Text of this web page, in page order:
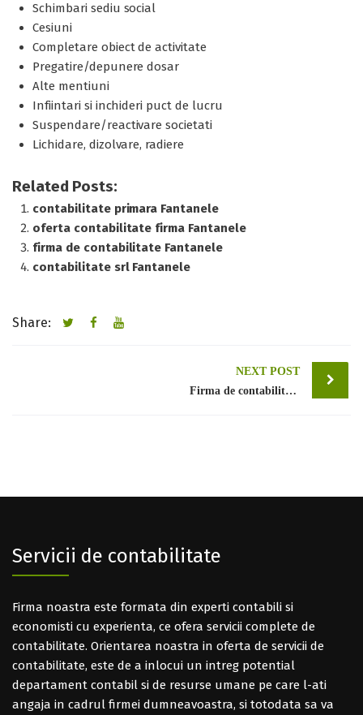
Schimbari sediu social
Cesiuni
Completare obiect de activitate
Pregatire/depunere dosar
Alte mentiuni
Infiintari si inchideri puct de lucru
Suspendare/reactivare societati
Lichidare, dizolvare, radiere
Related Posts:
contabilitate primara Fantanele
oferta contabilitate firma Fantanele
firma de contabilitate Fantanele
contabilitate srl Fantanele
Share:
NEXT POST
Firma de contabilitate Bucuresti sector 1
Servicii de contabilitate
Firma noastra este formata din experti contabili si
economisti cu experienta, ce ofera servicii complete de
contabilitate. Orientarea noastra in oferta de servicii de
contabilitate, este de a inlocui un intreg potential
departament contabil si de resurse umane pe care l-ati
angaja in cadrul firmei dumneavoastra, si totodata sa va